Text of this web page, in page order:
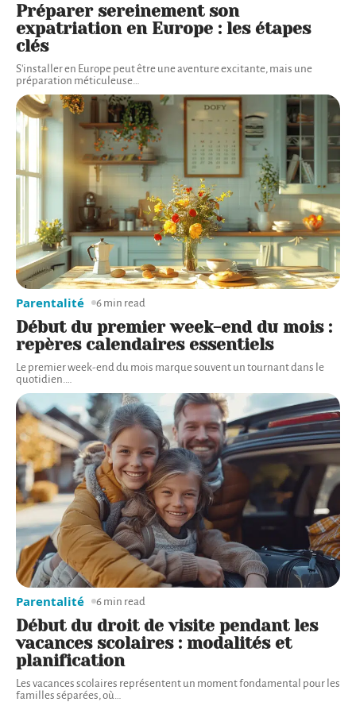
Préparer sereinement son
expatriation en Europe : les étapes
clés
S'installer en Europe peut être une aventure excitante, mais une
préparation méticuleuse
Début du premier week-end du mois :
repères calendaires essentiels
Le premier week-end du mois marque souvent un tournant dans le
quotidien.
Parentalité 6 min read
Début du droit de visite pendant les
vacances scolaires : modalités et
planification
Les vacances scolaires représentent un moment fondamental pour les
familles séparées, où
Parentalité 6 min read